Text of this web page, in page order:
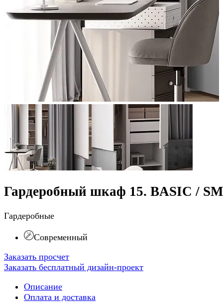
Гардеробный шкаф 15. BASIC /
Гардеробные
Современный
Заказать просчет
Заказать бесплатный дизайн-проект
Описание
Оплата и доставка